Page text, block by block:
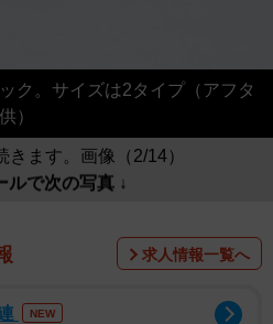
ク。サイズは2タイプ（アフタ
）
きます。画像（2/14）
ルで次の写真 ↓
求人情報一覧へ
NEW